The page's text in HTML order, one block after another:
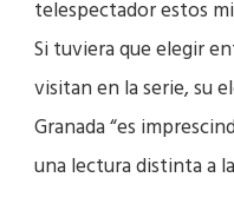
telespectador estos
Si tuviera que elegir
visitan en la serie, su
Granada “es
una lectura distinta a